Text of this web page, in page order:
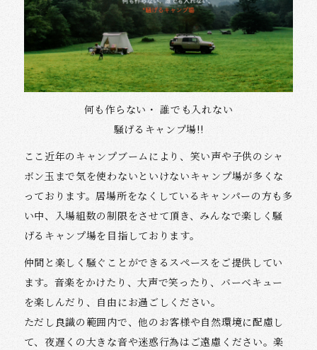
何も作らない・ 誰でも入れない
騒げるキャンプ場!!
ここ近年のキャンプブームにより、笑い声や子供のシャ
ボン玉まで気を使わないといけないキャンプ場が多くな
っております。居場所をなくしているキャンパーの方も多
い中、入場組数の制限をさせて頂き、みんなで楽しく騒
げるキャンプ場を目指しております。
仲間と楽しく騒ぐことができるスペースをご提供してい
ます。音楽をかけたり、大声で笑ったり、バーベキュー
を楽しんだり、自由にお過ごしください。
ただし良識の範囲内で、他のお客様や自然環境に配慮し
て、夜遅くの大きな音や迷惑行為はご遠慮ください。楽